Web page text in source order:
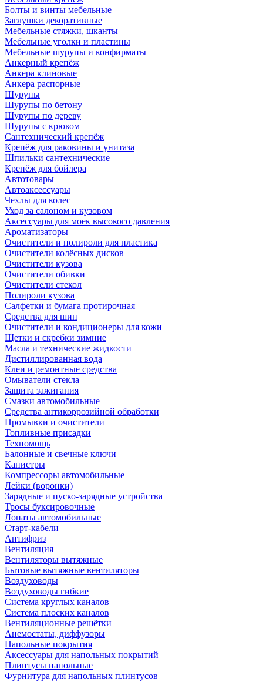
Болты и винты мебельные
Заглушки декоративные
Мебельные стяжки, шканты
Мебельные уголки и пластины
Мебельные шурупы и конфирматы
Анкерный крепёж
Анкера клиновые
Анкера распорные
Шурупы
Шурупы по бетону
Шурупы по дереву
Шурупы с крюком
Сантехнический крепёж
Крепёж для раковины и унитаза
Шпильки сантехнические
Крепёж для бойлера
Автотовары
Автоаксессуары
Чехлы для колес
Уход за салоном и кузовом
Аксессуары для моек высокого давления
Ароматизаторы
Очистители и полироли для пластика
Очистители колёсных дисков
Очистители кузова
Очистители обивки
Очистители стекол
Полироли кузова
Салфетки и бумага протирочная
Средства для шин
Очистители и кондиционеры для кожи
Щетки и скребки зимние
Масла и технические жидкости
Дистиллированная вода
Клеи и ремонтные средства
Омыватели стекла
Защита зажигания
Смазки автомобильные
Средства антикоррозийной обработки
Промывки и очистители
Топливные присадки
Техпомощь
Балонные и свечные ключи
Канистры
Компрессоры автомобильные
Лейки (воронки)
Зарядные и пуско-зарядные устройства
Тросы буксировочные
Лопаты автомобильные
Старт-кабели
Антифриз
Вентиляция
Вентиляторы вытяжные
Бытовые вытяжные вентиляторы
Воздуховоды
Воздуховоды гибкие
Система круглых каналов
Система плоских каналов
Вентиляционные решётки
Анемостаты, диффузоры
Напольные покрытия
Аксессуары для напольных покрытий
Плинтусы напольные
Фурнитура для напольных плинтусов